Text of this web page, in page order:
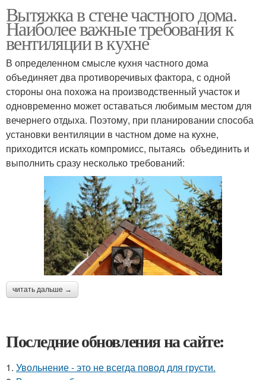
Вытяжка в стене частного дома.
Наиболее важные требования к
вентиляции в кухне
В определенном смысле кухня частного дома
объединяет два противоречивых фактора, с одной
стороны она похожа на производственный участок и
одновременно может оставаться любимым местом для
вечернего отдыха. Поэтому, при планировании способа
установки вентиляции в частном доме на кухне,
приходится искать компромисс, пытаясь объединить и
выполнить сразу несколько требований:
читать дальше →
Последние обновления на сайте:
1. Увольнение - это не всегда повод для грусти.